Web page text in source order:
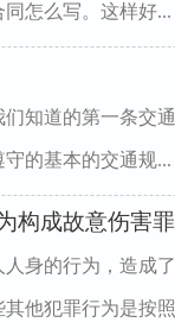
怎么写。这样好...
知道的第一条交
的基本的交通规...
构成故意伤害罪
身的行为，造成
他犯罪行为是按